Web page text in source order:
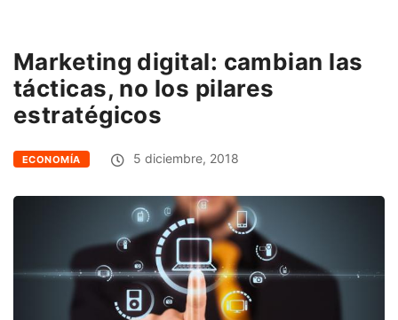
Marketing digital: cambian las
tácticas, no los pilares
estratégicos
ECONOMÍA 5 diciembre, 2018